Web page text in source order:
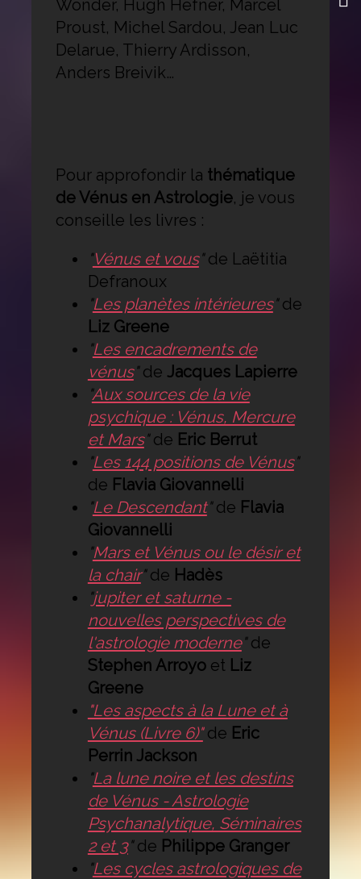
Wonder, Hugh Hefner, Marcel
Proust, Michel Sardou, Jean Luc
Delarue, Thierry Ardisson,
Anders Breivik…
Pour approfondir la thématique
de Vénus en Astrologie, je vous
conseille les livres :
"Vénus et vous"de Laëtitia
Defranoux
"Les planètes intérieures"de
Liz Greene
"Les encadrements de
vénus"de Jacques Lapierre
"Aux sources de la vie
psychique : Vénus, Mercure
et Mars"de Eric Berrut
"Les 144 positions de Vénus"
de Flavia Giovannelli
"Le Descendant"de Flavia
Giovannelli
"Mars et Vénus ou le désir et
la chair"de Hadès
"jupiter et saturne -
nouvelles perspectives de
l'astrologie moderne"de
Stephen Arroyoet Liz
Greene
"Les aspects à la Lune et à
Vénus (Livre 6)"de Eric
Perrin Jackson
"La lune noire et les destins
de Vénus - Astrologie
Psychanalytique, Séminaires
2 et 3"de Philippe Granger
"Les cycles astrologiques de